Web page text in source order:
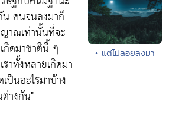
คนจนลงมาก็
าณเท่านั้นที่จะ
กิดมาชาตินี้ ๆ
าทั้งหลายเกิดมา
ป็นอะไรมาบ้าง
างกัน"
• แต่ไม่ลอยลงมา